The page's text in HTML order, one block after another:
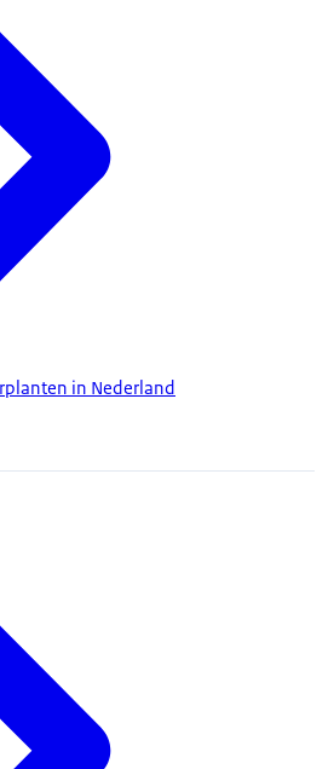
in Nederland